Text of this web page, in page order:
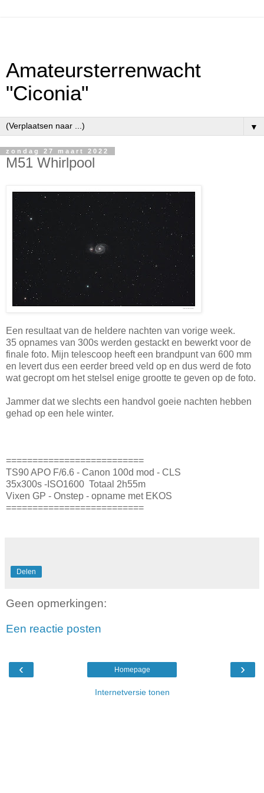
Amateursterrenwacht
"Ciconia"
▼
zondag 27 maart 2022
M51 Whirlpool
Een resultaat van de heldere nachten van vorige week.
35 opnames van 300s werden gestackt en bewerkt voor de
finale foto. Mijn telescoop heeft een brandpunt van 600 mm
en levert dus een eerder breed veld op en dus werd de foto
wat gecropt om het stelsel enige grootte te geven op de foto.
Jammer dat we slechts een handvol goeie nachten hebben
gehad op een hele winter.
==========================
TS90 APO F/6.6 - Canon 100d mod - CLS
35x300s -ISO1600 Totaal 2h55m
Vixen GP - Onstep - opname met EKOS
==========================
Delen
Geen opmerkingen:
Een reactie posten
‹ ›
Homepage
Internetversie tonen